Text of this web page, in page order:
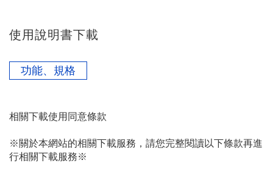
使用說明書下載
功能、規格
相關下載使用同意條款
※關於本網站的相關下載服務，請您完整閱讀以下條款再進
行相關下載服務※